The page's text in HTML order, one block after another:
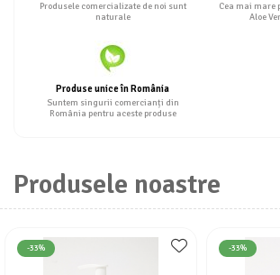
Produsele comercializate de noi sunt
naturale
Cea mai mare
Aloe
Produse unice în România
Suntem singurii comercianți din
România pentru aceste produse
Produsele noastre
-33% -33%